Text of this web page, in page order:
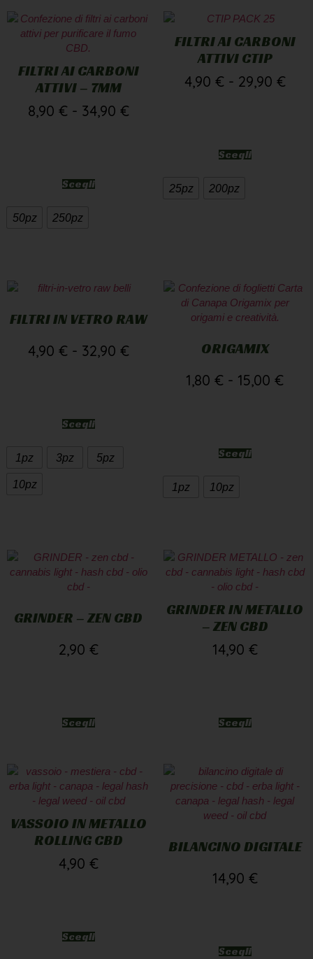
FILTRI AI CARBONI
ATTIVI – 7MM
8,90 € - 34,90€
250pz
ATTIVI CTIP
4,90 € - 29,90€
200pz
FILTRI IN VETRO RAW
4,90€ - 32,90€
3pz
10pz
ORIGAMIX
1,80€ - 15,00
10pz
GRINDER – ZEN CBD
2,90€
GRINDER IN METALLO
– ZEN CBD
14,90€
VASSOIO IN METALLO
ROLLING CBD
4,90€
BILANCINO DIGITALE
14,90€